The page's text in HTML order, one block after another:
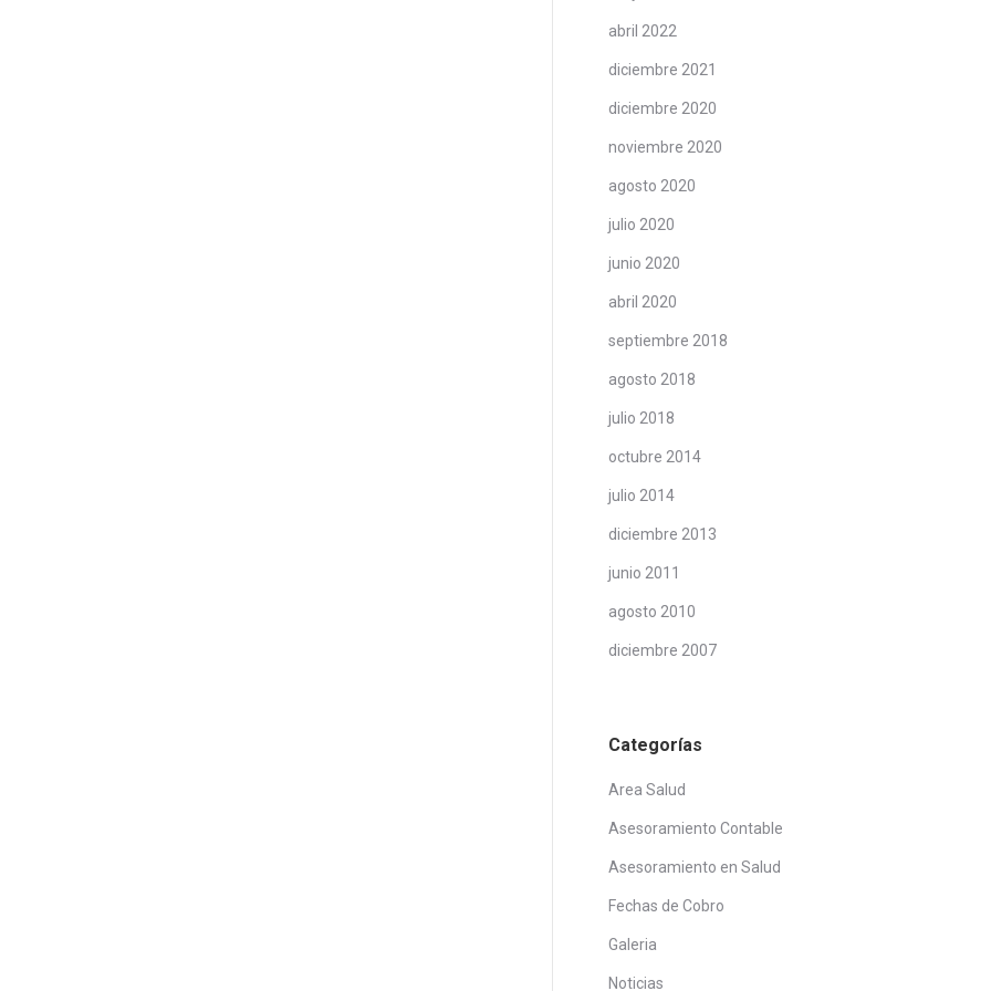
abril 2022
diciembre 2021
diciembre 2020
noviembre 2020
agosto 2020
julio 2020
junio 2020
abril 2020
septiembre 2018
agosto 2018
julio 2018
octubre 2014
julio 2014
diciembre 2013
junio 2011
agosto 2010
diciembre 2007
Categorías
Area Salud
Asesoramiento Contable
Asesoramiento en Salud
Fechas de Cobro
Galeria
Noticias